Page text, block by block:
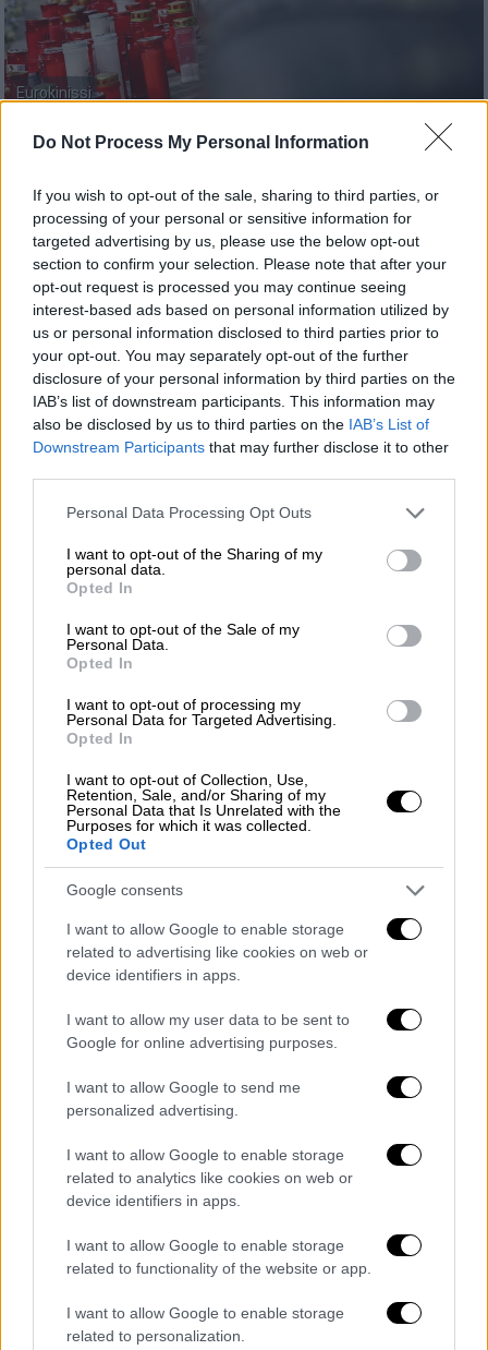
Do Not Process My Personal Information
If you wish to opt-out of the sale, sharing to third parties, or
processing of your personal or sensitive information for
targeted advertising by us, please use the below opt-out
section to confirm your selection. Please note that after your
opt-out request is processed you may continue seeing
interest-based ads based on personal information utilized by
us or personal information disclosed to third parties prior to
your opt-out. You may separately opt-out of the further
disclosure of your personal information by third parties on the
IAB’s list of downstream participants. This information may
also be disclosed by us to third parties on the IAB’s List of
Downstream Participants that may further disclose it to other
Please note that this website/app uses one or more Google
not limited to your visit or usage behaviour. You may click to
grant or deny consent to Google and its third-party tags to
use your data for below specified purposes in below Google
consent section.
Personal Data Processing Opt Outs
I want to opt-out of the Sharing of my
personal data.
Opted In
I want to opt-out of the Sale of my
Personal Data.
Opted In
I want to opt-out of processing my
Personal Data for Targeted Advertising.
Opted In
I want to opt-out of Collection, Use,
Retention, Sale, and/or Sharing of my
Personal Data that Is Unrelated with the
Purposes for which it was collected.
Opted Out
Google consents
I want to allow Google to enable storage
related to advertising like cookies on web or
device identifiers in apps.
I want to allow my user data to be sent to
Google for online advertising purposes.
I want to allow Google to send me
personalized advertising.
I want to allow Google to enable storage
related to analytics like cookies on web or
device identifiers in apps.
I want to allow Google to enable storage
related to functionality of the website or app.
I want to allow Google to enable storage
related to personalization.
Eurokinissi
Το πρωί της Πέμπτης θα πραγματοποιηθεί η
αεροδιακομιδή των τριών τραυματιών από
τη Ρουμανία με ειδικά διαμορφωμένο
αεροσκάφος, πλήρως εξοπλισμένο για
παροχή νοσοκομειακής περίθαλψης εν
πτήσει, μετά από συντονισμένες ενέργειες
της ΠΑΕ ΠΑΟΚ και του υπουργού Υγείας,
Άδωνι Γεωργιάδη.
ΔΙΑΒΑΣΤΕ ΕΠΙΣΗΣ
«Μπλόκαρε το τιμόνι κατά την
προσπέραση» αποκάλυψε τραυματίας
οπαδός του ΠΑΟΚ σε Έλληνα γιατρό
«Χάθηκαν νέα παιδιά σε μια διαδρομή
χαράς»: Συγκλονισμένος ο δήμαρχος
Αλεξάνδρειας
Παράλληλα, η ΠΑΕ ΠΑΟΚ
συνεχή επικοινωνία με το Υπουργείο
Εξωτερικών, ώστε, μετά την ολοκλήρωση
των προβλεπόμενων διαδικασιών, να
οργανωθεί η μεταφορά των σορών στην
Ελλάδα.
διαμορφωμένο αεροσκάφος του υπουργείου
Υγείας πρόκειται να αναχωρήσει από την
αεροπορικήβάση της Ελευσίνας με
προορισμό τη Ρουμανίαώστε να
πραγματοποιήσει την αεροδιακομιδή των
τριών τραυματιών. Οι τρεις τραυματίες θα
μεταφερθούν στονοσοκομείο